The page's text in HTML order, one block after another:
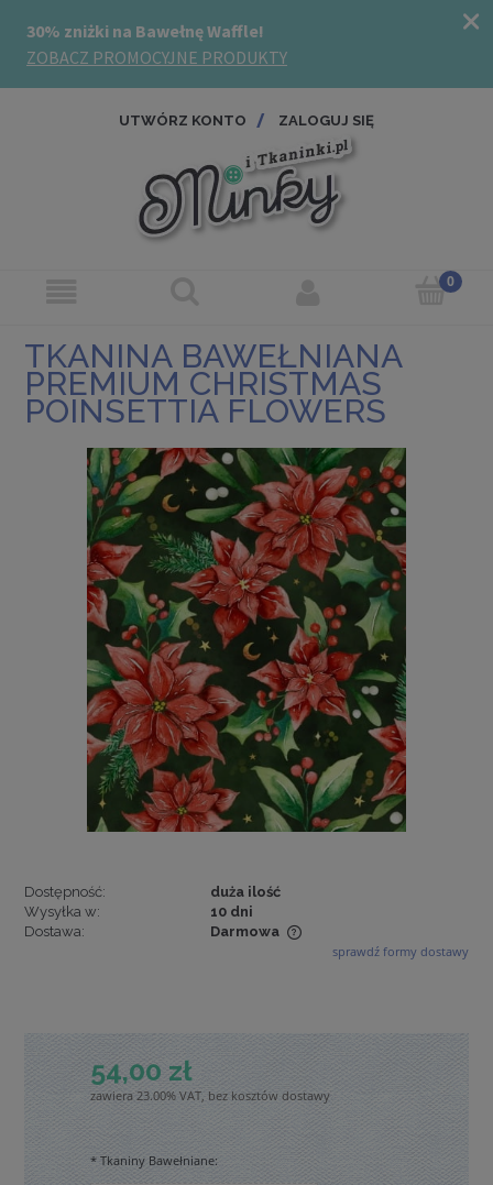
UTWÓRZ KONTO ZALOGUJ SIĘ
TKANINA BAWEŁNIANA
PREMIUM CHRISTMAS
POINSETTIA FLOWERS
Dostępność:
duża ilość
Wysyłka w:
10 dni
Dostawa:
Darmowa
Cena nie zawiera ewentualnych kosztów płatności
sprawdź formy dostawy
54,00 zł
zawiera 23.00% VAT, bez kosztów dostawy
* Tkaniny Bawełniane: